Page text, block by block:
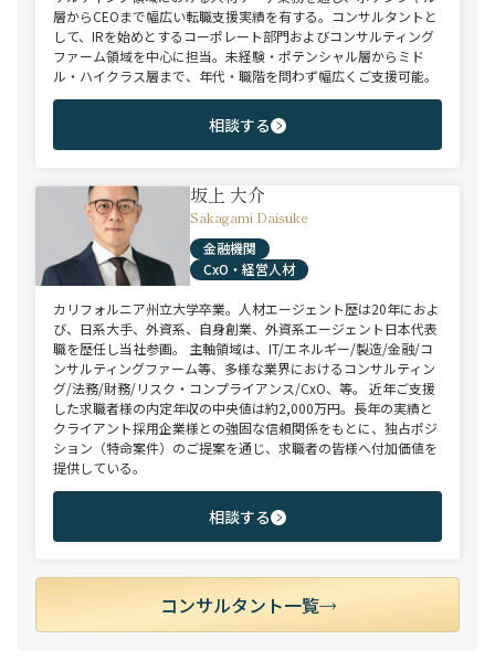
層からCEOまで幅広い転職支援実績を有する。コンサルタントと
して、IRを始めとするコーポレート部門およびコンサルティング
ファーム領域を中心に担当。未経験・ポテンシャル層からミド
ル・ハイクラス層まで、年代・職階を問わず幅広くご支援可能。
相談する
坂上 大介
Sakagami Daisuke
金融機関
CxO・経営人材
カリフォルニア州立大学卒業。人材エージェント歴は20年におよ
び、日系大手、外資系、自身創業、外資系エージェント日本代表
職を歴任し当社参画。 主軸領域は、IT/エネルギー/製造/金融/コ
ンサルティングファーム等、多様な業界におけるコンサルティン
グ/法務/財務/リスク・コンプライアンス/CxO、等。 近年ご支援
した求職者様の内定年収の中央値は約2,000万円。長年の実績と
クライアント採用企業様との強固な信頼関係をもとに、独占ポジ
ション（特命案件）のご提案を通じ、求職者の皆様へ付加価値を
提供している。
相談する
コンサルタント一覧